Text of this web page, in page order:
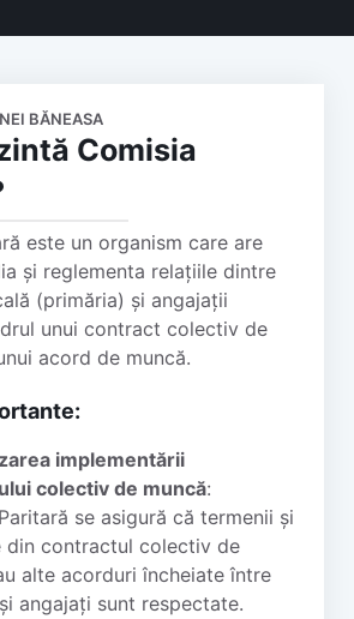
BĂNEASA
Comisia
este un organism care are
și reglementa relațiile dintre
(primăria) și angajații
unui contract colectiv de
acord de muncă.
implementării
colectiv de muncă:
se asigură că termenii și
din contractul colectiv de
alte acorduri încheiate între
angajați sunt respectate.